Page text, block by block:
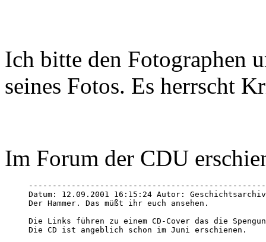
Ich bitte den Fotographen
seines Fotos. Es herrscht
Im Forum der CDU
Datum: 12.09.2001 16:15:24 Autor:
Der Hammer. Das müßt ihr euch ansehen.
Die Links führen zu einem CD-Cover das die
Die CD ist angeblich schon im Juni erschienen.